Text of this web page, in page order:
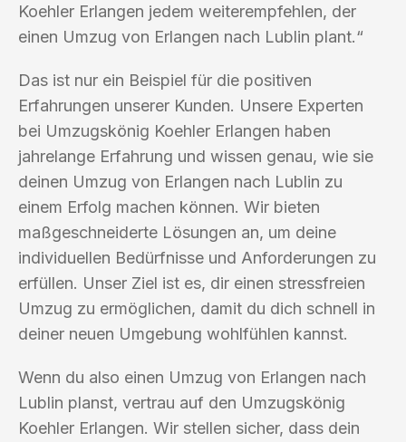
Koehler Erlangen jedem weiterempfehlen, der
einen Umzug von Erlangen nach Lublin plant.“
Das ist nur ein Beispiel für die positiven
Erfahrungen unserer Kunden. Unsere Experten
bei Umzugskönig Koehler Erlangen haben
jahrelange Erfahrung und wissen genau, wie sie
deinen Umzug von Erlangen nach Lublin zu
einem Erfolg machen können. Wir bieten
maßgeschneiderte Lösungen an, um deine
individuellen Bedürfnisse und Anforderungen zu
erfüllen. Unser Ziel ist es, dir einen stressfreien
Umzug zu ermöglichen, damit du dich schnell in
deiner neuen Umgebung wohlfühlen kannst.
Wenn du also einen Umzug von Erlangen nach
Lublin planst, vertrau auf den Umzugskönig
Koehler Erlangen. Wir stellen sicher, dass dein